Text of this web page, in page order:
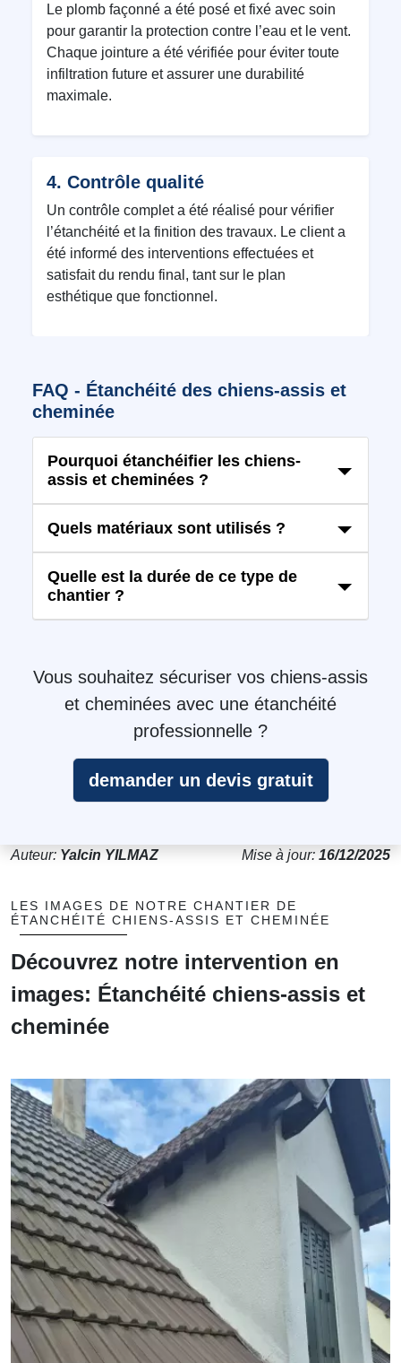
Le plomb façonné a été posé et fixé avec soin
pour garantir la protection contre l’eau et le vent.
Chaque jointure a été vérifiée pour éviter toute
infiltration future et assurer une durabilité
maximale.
4. Contrôle qualité
Un contrôle complet a été réalisé pour vérifier
l’étanchéité et la finition des travaux. Le client a
été informé des interventions effectuées et
satisfait du rendu final, tant sur le plan
esthétique que fonctionnel.
FAQ - Étanchéité des chiens-assis et
cheminée
Pourquoi étanchéifier les chiens-
assis et cheminées ?
Quels matériaux sont utilisés ?
Quelle est la durée de ce type de
chantier ?
Vous souhaitez sécuriser vos chiens-assis
et cheminées avec une étanchéité
professionnelle ?
demander un devis gratuit
Auteur: Yalcin YILMAZ Mise à jour: 16/12/2025
LES IMAGES DE NOTRE CHANTIER DE
ÉTANCHÉITÉ CHIENS-ASSIS ET CHEMINÉE
Découvrez notre intervention en
images: Étanchéité chiens-assis et
cheminée